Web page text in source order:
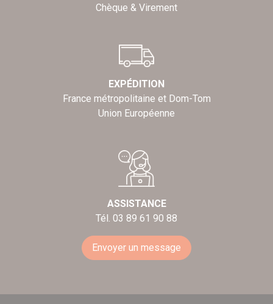
Chèque & Virement
EXPÉDITION
France métropolitaine et Dom-Tom
Union Européenne
ASSISTANCE
Tél. 03 89 61 90 88
Envoyer un message